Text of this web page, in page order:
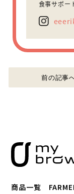
食事サポー
前の記事
商品一覧